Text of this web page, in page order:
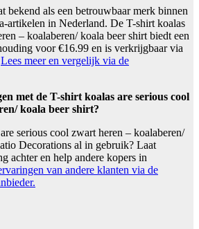
bekend als een betrouwbaar merk binnen
artikelen in Nederland. De T-shirt koalas
– koalaberen/ koala beer shirt biedt een
voor €16.99 en is verkrijgbaar via
Lees meer en vergelijk via de
met de T-shirt koalas are serious cool
koala beer shirt?
serious cool zwart heren – koalaberen/
Decorations al in gebruik? Laat
achter en help andere kopers in
van andere klanten via de